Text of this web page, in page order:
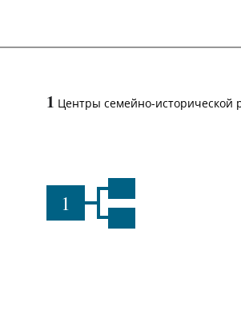
1 Центры семейно-исторической
1